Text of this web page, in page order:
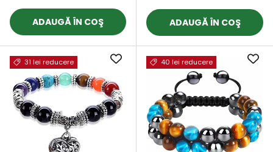
ADAUGĂ ÎN COŞ ADAUGĂ ÎN COŞ
31 lei reducere 40 lei reducere